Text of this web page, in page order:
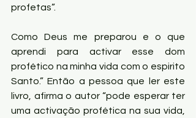
profetas”.
Como Deus me preparou e o que
aprendi para activar esse dom
profético na minha vida com o espirito
Santo.” Então a pessoa que ler este
livro, afirma o autor “pode esperar ter
uma activação profética na sua vida,